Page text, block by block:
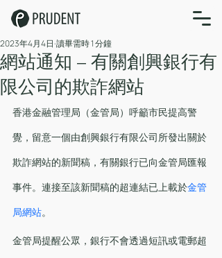
網站通知 – 有關創興銀行有
限公司的欺詐網站
2023年4月4日 讀畢需時 1 分鐘
香港金融管理局（金管局）呼籲市民提高警
覺，留意一個由創興銀行有限公司所發出關於
欺詐網站的新聞稿，有關銀行已向金管局匯報
事件。連接至該新聞稿的超連結已上載於金管
局網站。
金管局提醒公眾，銀行不會透過短訊或電郵超